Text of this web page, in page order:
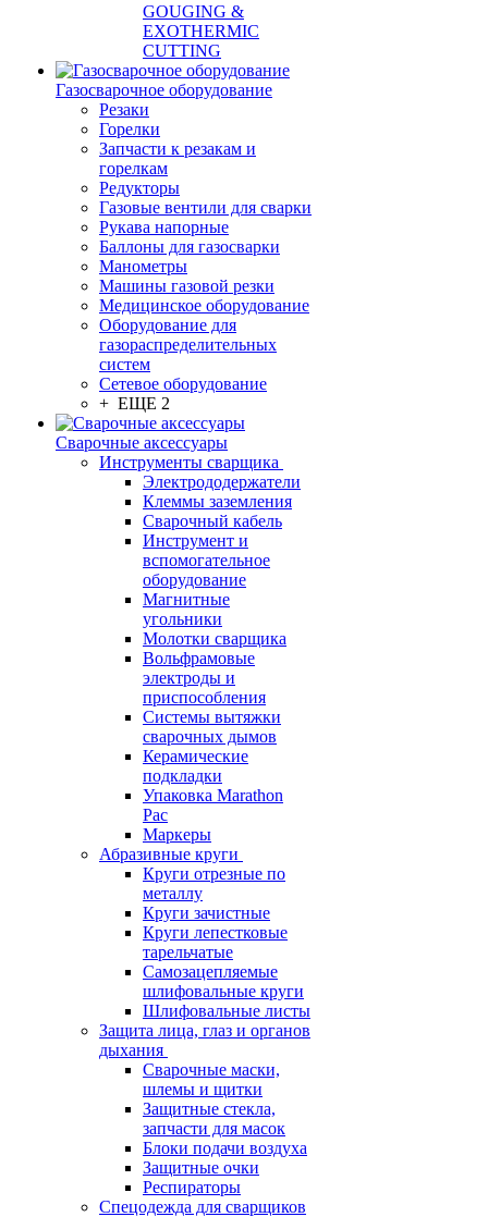
GOUGING &
EXOTHERMIC
CUTTING
Газосварочное оборудование
Резаки
Горелки
Запчасти к резакам и
горелкам
Редукторы
Газовые вентили для сварки
Рукава напорные
Баллоны для газосварки
Манометры
Машины газовой резки
Медицинское оборудование
Оборудование для
газораспределительных
систем
Сетевое оборудование
+ ЕЩЕ 2
Сварочные аксессуары
Инструменты сварщика
Электрододержатели
Клеммы заземления
Сварочный кабель
Инструмент и
вспомогательное
оборудование
Магнитные
угольники
Молотки сварщика
Вольфрамовые
электроды и
приспособления
Системы вытяжки
сварочных дымов
Керамические
подкладки
Упаковка Marathon
Pac
Маркеры
Абразивные круги
Круги отрезные по
металлу
Круги зачистные
Круги лепестковые
тарельчатые
Самозацепляемые
шлифовальные круги
Шлифовальные листы
Защита лица, глаз и органов
дыхания
Сварочные маски,
шлемы и щитки
Защитные стекла,
запчасти для масок
Блоки подачи воздуха
Защитные очки
Респираторы
Спецодежда для сварщиков